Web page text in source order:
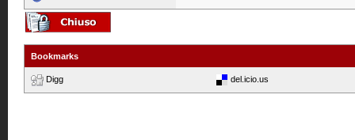
Bookmarks
Digg del.icio.us